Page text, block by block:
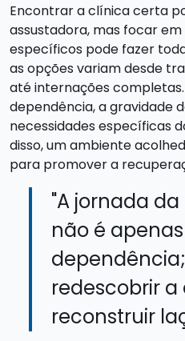
Encontrar a clínica certa
assustadora, mas focar
específicos pode fazer
as opções variam desde
até internações
dependência, a gravidade
necessidades específicas
disso, um ambiente
para promover a
"A jornada
não é
redescobrir
reconstruir